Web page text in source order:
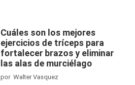
Cuáles son los mejores
ejercicios de tríceps para
fortalecer brazos y eliminar
las alas de murciélago
por Walter Vasquez